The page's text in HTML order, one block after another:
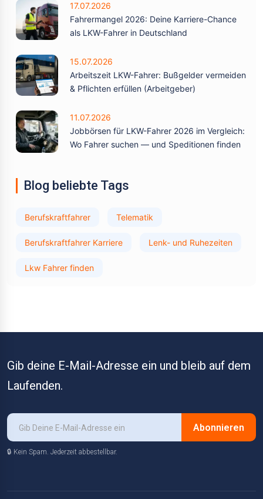
17.07.2026
Fahrermangel 2026: Deine Karriere-Chance
als LKW-Fahrer in Deutschland
15.07.2026
Arbeitszeit LKW-Fahrer: Bußgelder vermeiden
& Pflichten erfüllen (Arbeitgeber)
11.07.2026
Jobbörsen für LKW-Fahrer 2026 im Vergleich:
Wo Fahrer suchen — und Speditionen finden
Blog beliebte Tags
Berufskraftfahrer Telematik
Berufskraftfahrer Karriere Lenk- und Ruhezeiten
Lkw Fahrer finden
Gib deine E-Mail-Adresse ein und bleib auf dem
Laufenden.
Abonnieren
🔒 Kein Spam. Jederzeit abbestellbar.